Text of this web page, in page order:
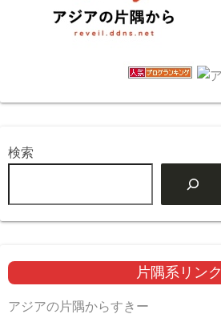
検索
片隅系リンク
アジアの片隅からすきー